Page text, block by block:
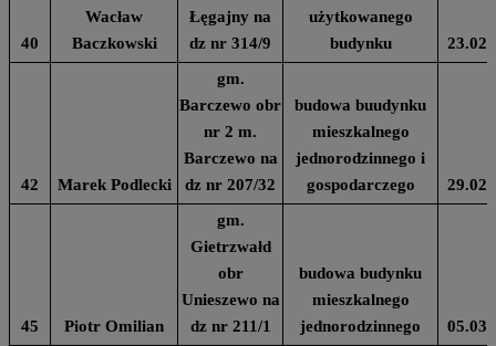
40
Wacław
Baczkowski
Łęgajny na
dz nr 314/9
użytkowanego
budynku
42 Marek Podlecki
gm.
Barczewo obr
nr 2 m.
Barczewo na
dz nr 207/32
budowa buudynku
mieszkalnego
jednorodzinnego i
gospodarczego
45 Piotr Omilian
gm.
Gietrzwałd
obr
Unieszewo na
dz nr 211/1
budowa budynku
mieszkalnego
jednorodzinnego